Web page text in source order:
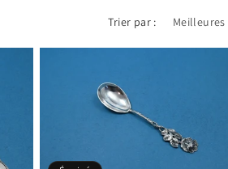
Trier par :